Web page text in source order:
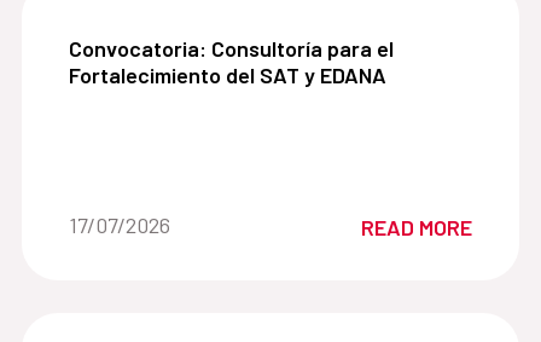
Convocatoria: Consultoría para el
Convocatoria: Consultoría para el
Fortalecimiento del SAT y EDANA
Date of the news::
17/07/2026 READ MORE